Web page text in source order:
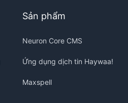
Sản phẩm
Neuron Core CMS
Ứng dụng dịch tin Haywaa!
Maxspell